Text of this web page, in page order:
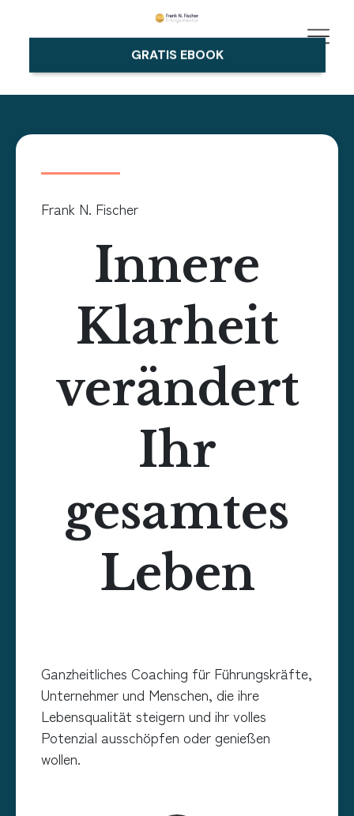
GRATIS EBOOK
Frank N. Fischer
Innere
Klarheit
verändert
Ihr
gesamtes
Leben
Ganzheitliches Coaching für Führungskräfte,
Unternehmer und Menschen, die ihre
Lebensqualität steigern und ihr volles
Potenzial ausschöpfen oder genießen
wollen.